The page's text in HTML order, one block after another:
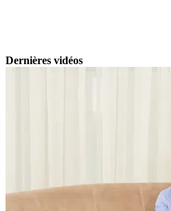
Dernières vidéos